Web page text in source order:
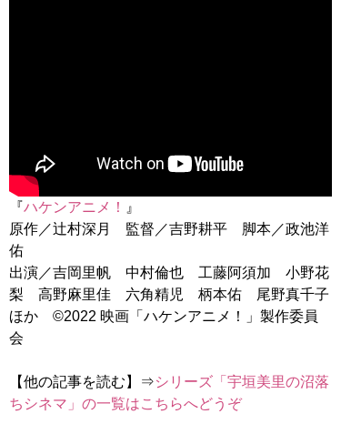
『ハケンアニメ！
』
原作／辻村深月 監督／吉野耕平 脚本／政池洋
佑
出演／吉岡里帆 中村倫也 工藤阿須加 小野花
梨 高野麻里佳 六角精児 柄本佑 尾野真千子
ほか ©2022 映画「ハケンアニメ！」製作委員
会
【他の記事を読む】⇒シリーズ「宇垣美里の沼落
ちシネマ」の一覧はこちらへどうぞ